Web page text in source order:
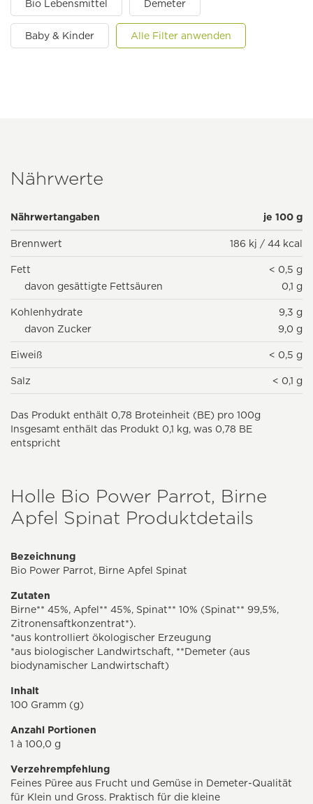
Bio Lebensmittel Demeter
Baby & Kinder Alle Filter anwenden
Nährwerte
Nährwertangaben je 100 g
Brennwert 186 kj / 44 kcal
Fett
< 0,5 g
davon gesättigte Fettsäuren
0,1 g
Kohlenhydrate
9,3 g
davon Zucker
9,0 g
Eiweiß < 0,5 g
Salz < 0,1 g
Das Produkt enthält 0,78 Broteinheit (BE) pro 100g
Insgesamt enthält das Produkt 0,1 kg, was 0,78 BE
entspricht
Holle Bio Power Parrot, Birne
Apfel Spinat Produktdetails
Bezeichnung
Bio Power Parrot, Birne Apfel Spinat
Zutaten
Birne** 45%, Apfel** 45%, Spinat** 10% (Spinat** 99,5%,
Zitronensaftkonzentrat*).
*aus kontrolliert ökologischer Erzeugung
*aus biologischer Landwirtschaft, **Demeter (aus
biodynamischer Landwirtschaft)
Inhalt
100 Gramm (g)
Anzahl Portionen
1 à 100,0 g
Verzehrempfehlung
Feines Püree aus Frucht und Gemüse in Demeter-Qualität
für Klein und Gross. Praktisch für die kleine